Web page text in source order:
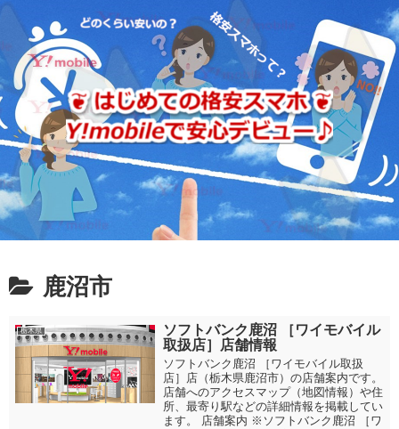
鹿沼市
栃木県
ソフトバンク鹿沼 ［ワイモバイル
取扱店］店舗情報
ソフトバンク鹿沼 ［ワイモバイル取扱
店］店（栃木県鹿沼市）の店舗案内です。
店舗へのアクセスマップ（地図情報）や住
所、最寄り駅などの詳細情報を掲載してい
ます。 店舗案内 ※ソフトバンク鹿沼 ［ワ